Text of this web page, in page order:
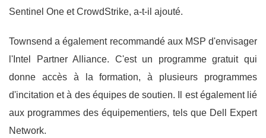
Sentinel One et CrowdStrike, a-t-il ajouté.
Townsend a également recommandé aux MSP d'envisager
l'Intel Partner Alliance. C'est un programme gratuit qui
donne accès à la formation, à plusieurs programmes
d'incitation et à des équipes de soutien. Il est également lié
aux programmes des équipementiers, tels que Dell Expert
Network.